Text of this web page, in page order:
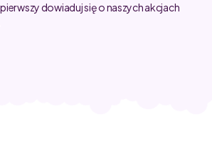
dowiaduj się o naszych akcjach